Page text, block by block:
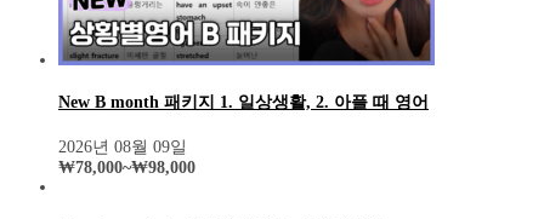
New B month 패키지 1. 일상생활, 2. 아플 때 영어
2026년 08월 09일
₩78,000~₩98,000